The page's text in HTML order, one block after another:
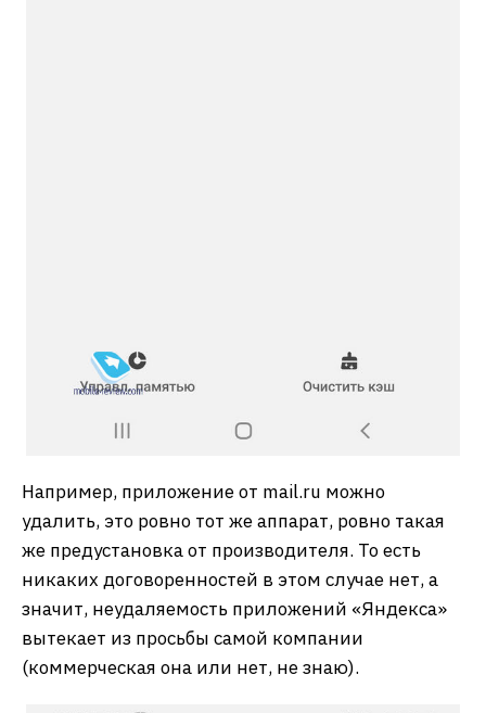
Например, приложение от mail.ru можно
удалить, это ровно тот же аппарат, ровно такая
же предустановка от производителя. То есть
никаких договоренностей в этом случае нет, а
значит, неудаляемость приложений «Яндекса»
вытекает из просьбы самой компании
(коммерческая она или нет, не знаю).